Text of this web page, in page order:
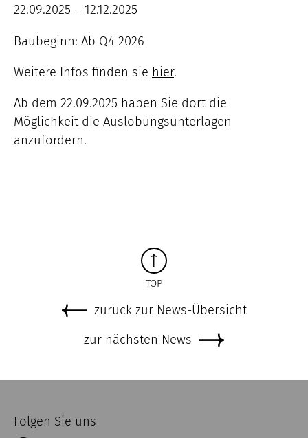
22.09.2025 – 12.12.2025
Baubeginn: Ab Q4 2026
Weitere Infos finden sie hier.
Ab dem 22.09.2025 haben Sie dort die
Möglichkeit die Auslobungsunterlagen
anzufordern.
TOP
zurück zur News-Übersicht
zur nächsten News
Folgen Sie uns